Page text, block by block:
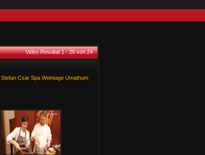
Video Resultat 1 - 20 von 24
Stefan Csar Spa Weintage Umathum